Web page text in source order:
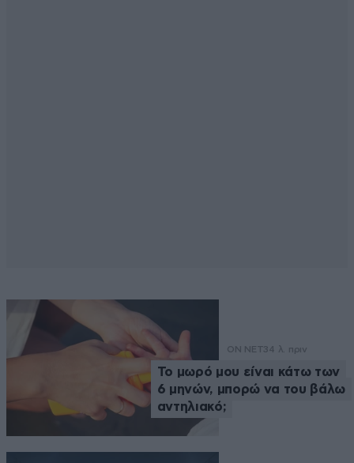
ON NET34 λ. πριν
Το μωρό μου είναι κάτω των
6 μηνών, μπορώ να του βάλω
αντηλιακό;